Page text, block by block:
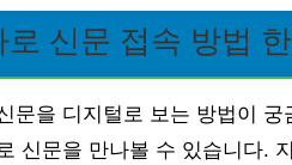
로 신문 접속 방법 한
문을 디지털로 보는 방법이
신문을 만나볼 수 있습니다.